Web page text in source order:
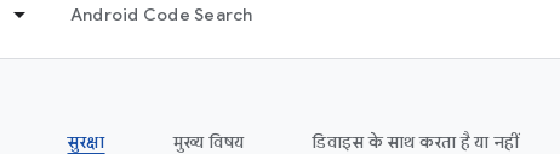
Android Code Search
सुरक्षा मुख्य विषय डिवाइस के साथ करता है या नहीं